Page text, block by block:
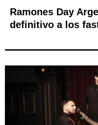
Ramones Day
definitivo a los